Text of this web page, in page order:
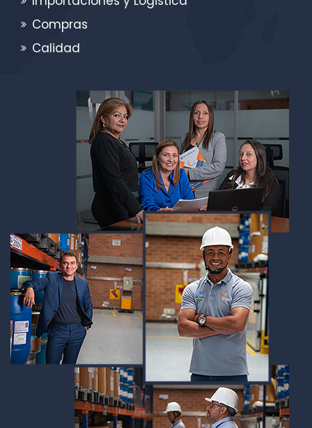
Compras
Calidad